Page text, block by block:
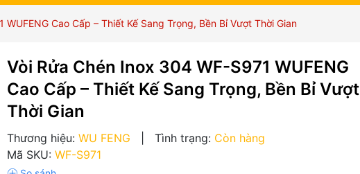
Cao Cấp – Thiết Kế Sang Trọng, Bền Bỉ Vượt Thời Gian
Vòi Rửa Chén Inox 304 WF-S971 WUFENG
Cao Cấp – Thiết Kế Sang Trọng, Bền Bỉ Vượt
Thời Gian
Thương hiệu: WU FENG Tình trạng: Còn hàng
Mã SKU: WF-S971